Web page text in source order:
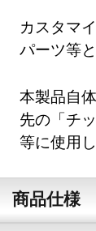
カスタマ
パーツ等
本製品自
先の「チ
等に使用し
商品仕様